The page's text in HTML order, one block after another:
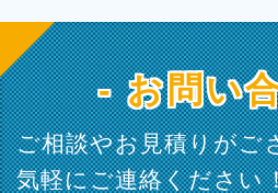
- お問い
ご相談やお見積りがご
気軽にご連絡ください